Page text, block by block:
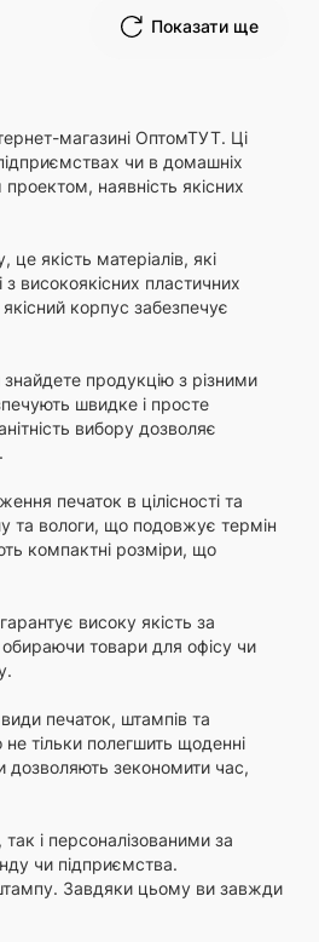
Показати ще
магазині ОптомТУТ. Ці
чи в домашніх
наявність якісних
якість матеріалів, які
високоякісних пластичних
корпус забезпечує
продукцію з різними
швидке і просте
вибору дозволяє
печаток в цілісності та
та вологи, що подовжує термін
компактні розміри, що
високу якість за
обираючи товари для офісу чи
печаток, штампів та
тільки полегшить щоденні
дозволяють зекономити час,
і персоналізованими за
чи підприємства.
Завдяки цьому ви завжди